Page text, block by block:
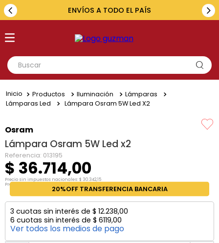
ENVÍOS A TODO EL PAÍS
Buscar
1.
toyota
3.
amarok
4.
fiat
5. chevrolet
Productos Iluminación
Lámparas
Lámparas Led
Lámpara Osram 5W Led X2
Osram
Lámpara Osram 5W Led x2
Referencia: 013195
$ 36.714,00
Precio sin impuestos nacionales:$ 30.342,15
Precio por unidad:
20%OFF TRANSFERENCIA BANCARIA
3 cuotas sin interés de $ 12.238,00
6 cuotas sin interés de $ 6119,00
Ver todos los medios de pago